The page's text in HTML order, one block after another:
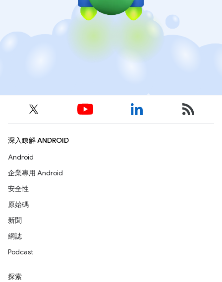
深入瞭解 ANDROID
Android
企業專用 Android
安全性
原始碼
新聞
網誌
Podcast
探索